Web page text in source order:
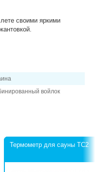
своими яркими
войлок
Термометр для сауны ТС2